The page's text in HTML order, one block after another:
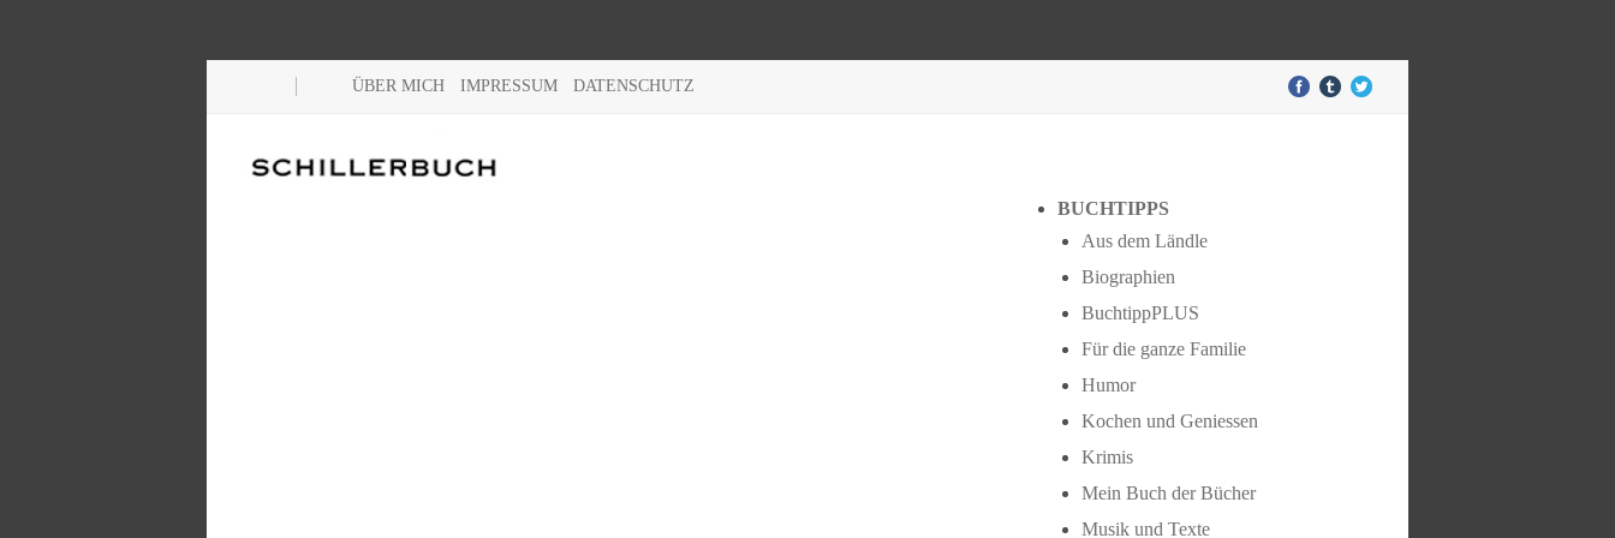
ÜBER MICH IMPRESSUM DATENSCHUTZ
BUCHTIPPS
Aus dem Ländle
Biographien
BuchtippPLUS
Für die ganze Familie
Humor
Kochen und Geniessen
Krimis
Mein Buch der Bücher
Musik und Texte